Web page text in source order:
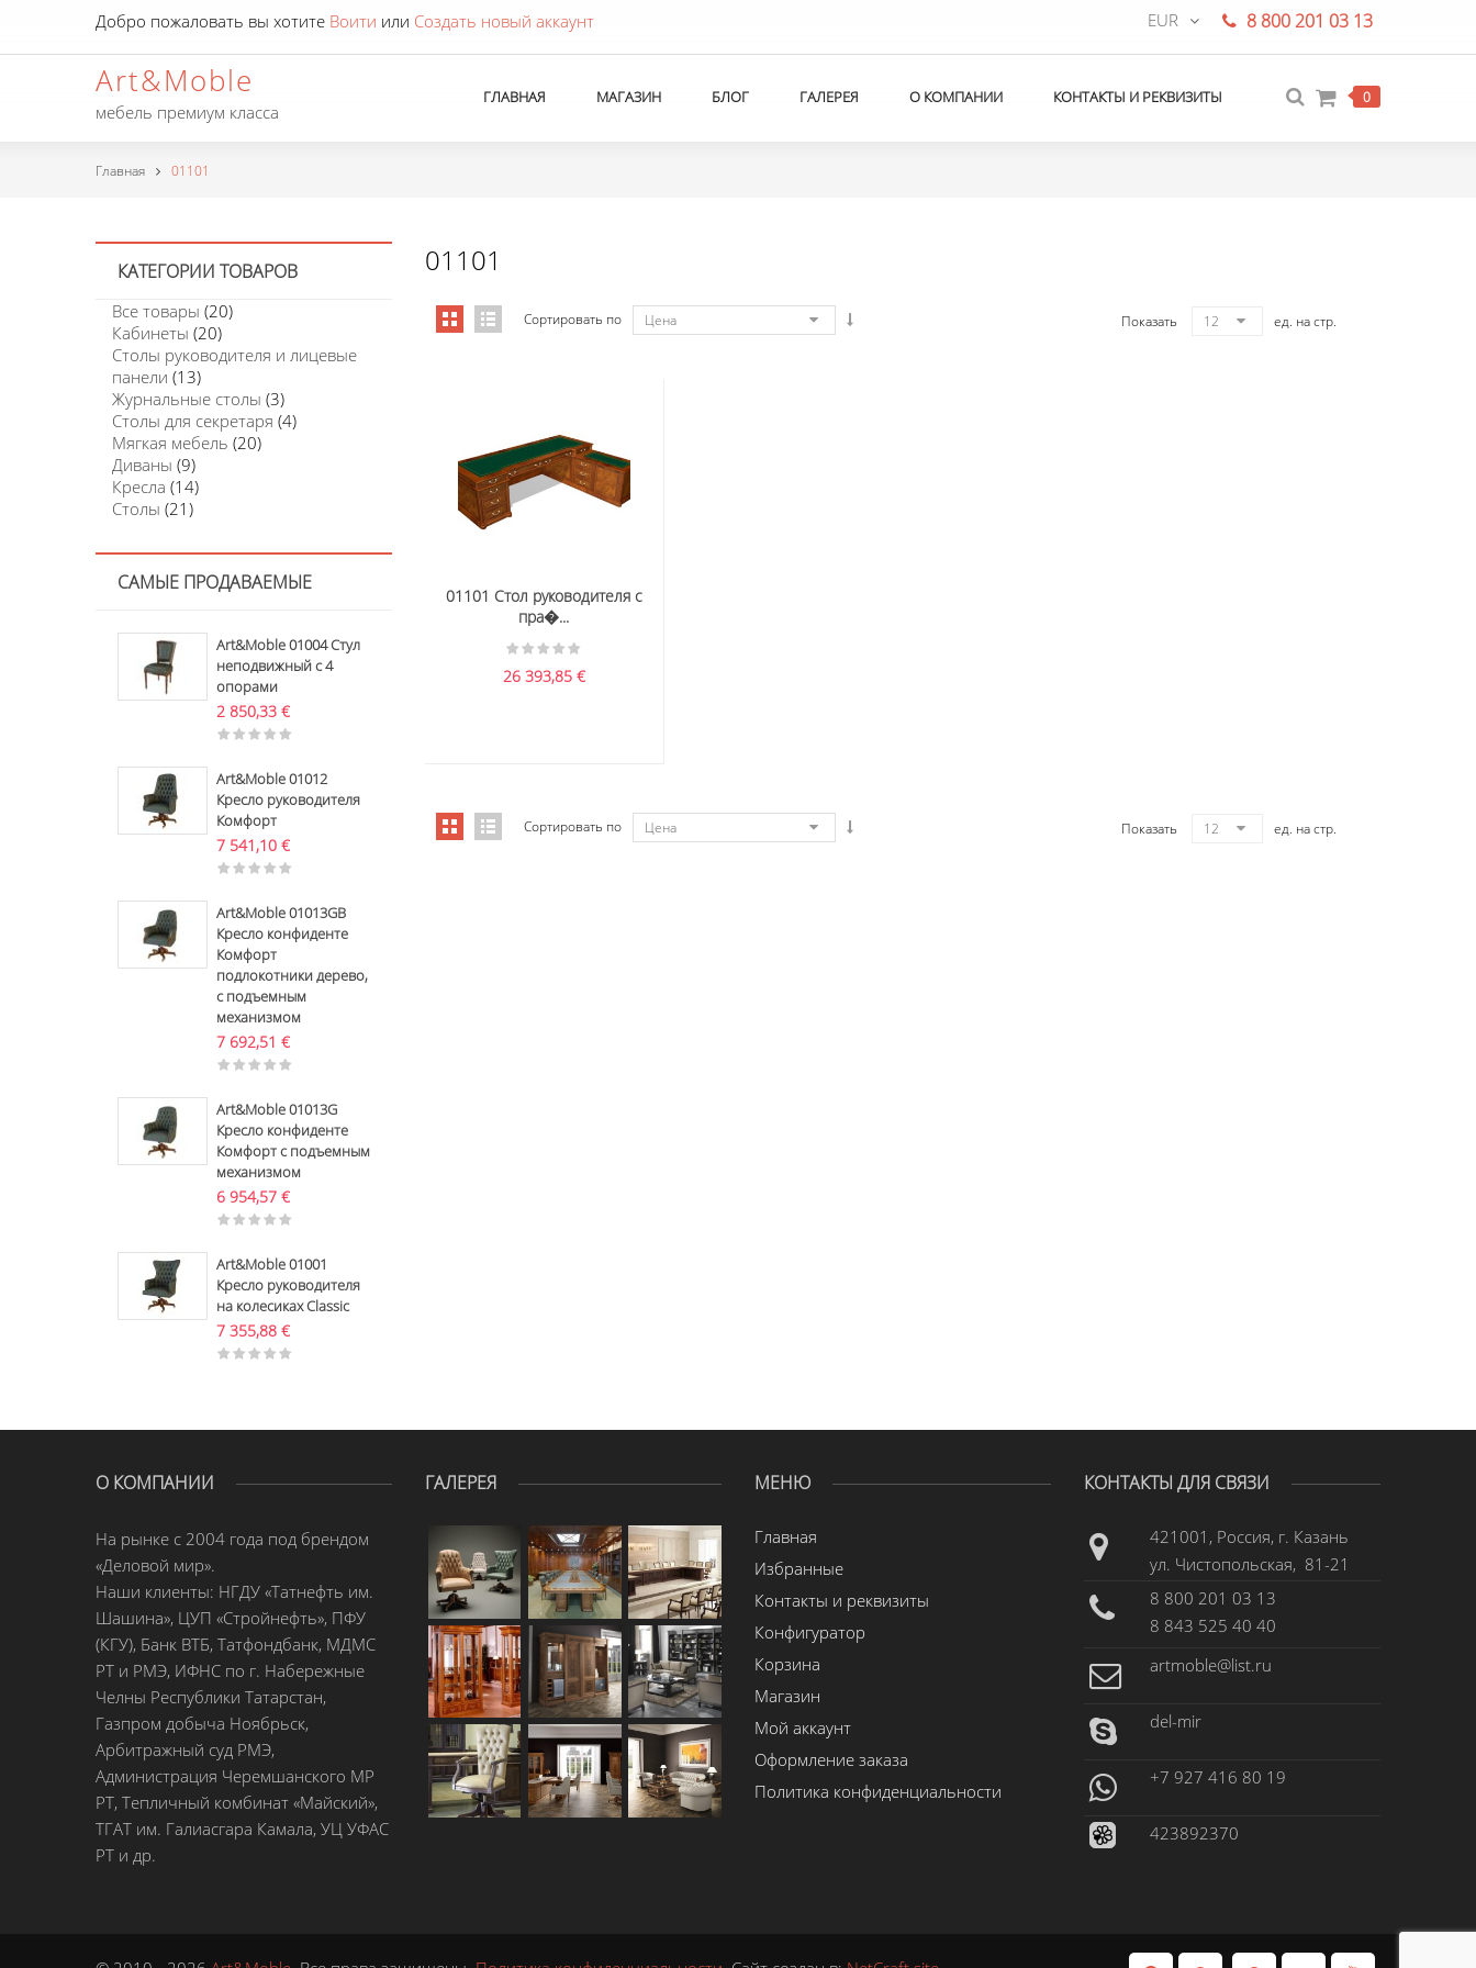
Добро пожаловать вы хотите Воити или Создать новый аккаунт 8 800 201 03 13
EUR
Art&Moble
мебель премиум класса
0
ГЛАВНАЯ МАГАЗИН БЛОГ ГАЛЕРЕЯ О КОМПАНИИ КОНТАКТЫ И РЕКВИЗИТЫ
Главная 01101
КАТЕГОРИИ ТОВАРОВ
Все товары (20)
Кабинеты (20)
Столы руководителя и лицевые
панели (13)
Журнальные столы (3)
Столы для секретаря (4)
Мягкая мебель (20)
Диваны (9)
Кресла (14)
Столы (21)
САМЫЕ ПРОДАВАЕМЫЕ
Art&Moble 01004 Стул
неподвижный с 4
опорами
2 850,33 €
Art&Moble 01012
Кресло руководителя
Комфорт
7 541,10 €
Art&Moble 01013GB
Кресло конфиденте
Комфорт
подлокотники дерево,
с подъемным
механизмом
7 692,51 €
Art&Moble 01013G
Кресло конфиденте
Комфорт с подъемным
механизмом
6 954,57 €
Art&Moble 01001
Кресло руководителя
на колесиках Classic
7 355,88 €
01101
Сортировать по Цена Показать 12 ед. на стр.
01101 Стол руководителя с
пра�...
26 393,85 €
Сортировать по Цена Показать 12 ед. на стр.
О КОМПАНИИ
На рынке с 2004 года под брендом
«Деловой мир».
Наши клиенты: НГДУ «Татнефть им.
Шашина», ЦУП «Стройнефть», ПФУ
(КГУ), Банк ВТБ, Татфондбанк, МДМС
РТ и РМЭ, ИФНС по г. Набережные
Челны Республики Татарстан,
Газпром добыча Ноябрьск,
Арбитражный суд РМЭ,
Администрация Черемшанского МР
РТ, Тепличный комбинат «Майский»,
ТГАТ им. Галиасгара Камала, УЦ УФАС
РТ и др.
ГАЛЕРЕЯ МЕНЮ
Главная
Избранные
Контакты и реквизиты
Конфигуратор
Корзина
Магазин
Мой аккаунт
Оформление заказа
Политика конфиденциальности
КОНТАКТЫ ДЛЯ СВЯЗИ
421001, Россия, г. Казань
ул. Чистопольская, 81-21
8 800 201 03 13
8 843 525 40 40
artmoble@list.ru
del-mir
+7 927 416 80 19
423892370